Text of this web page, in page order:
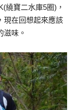
繞寶二水庫5圈)，
現在回想起來應該
滋味。